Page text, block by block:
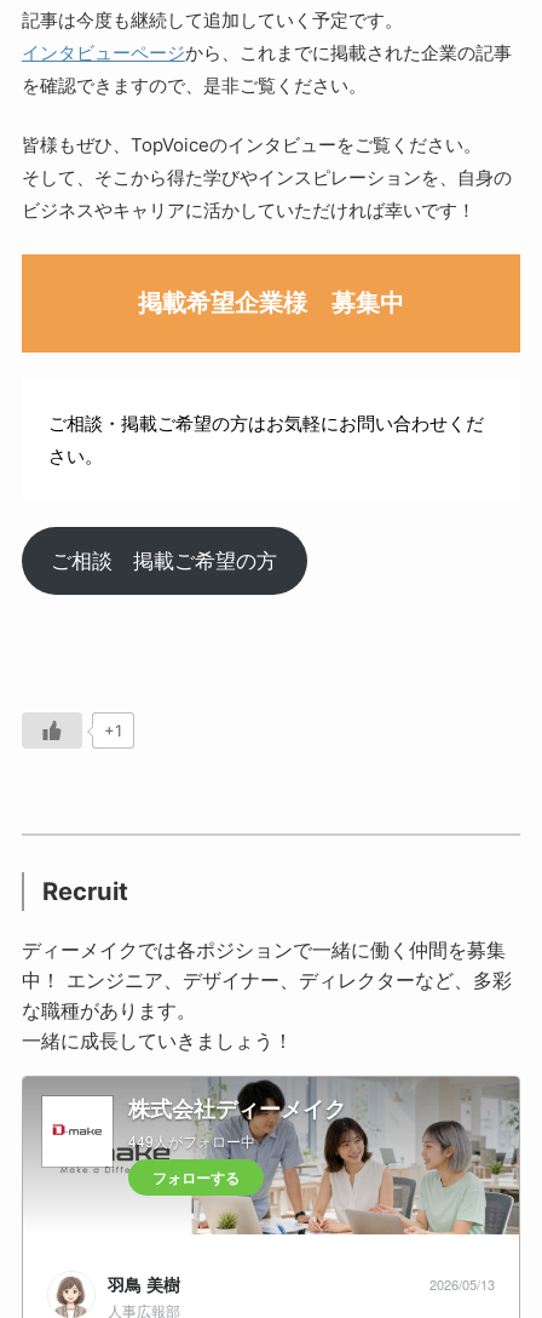
記事は今度も継続して追加していく予定です。
インタビューページから、これまでに掲載された企業の記事
を確認できますので、是非ご覧ください。
皆様もぜひ、TopVoiceのインタビューをご覧ください。
そして、そこから得た学びやインスピレーションを、自身の
ビジネスやキャリアに活かしていただければ幸いです！
掲載希望企業様 募集中
ご相談・掲載ご希望の方はお気軽にお問い合わせくだ
さい。
ご相談 掲載ご希望の方
+1
Recruit
ディーメイクでは各ポジションで一緒に働く仲間を募集
中！ エンジニア、デザイナー、ディレクターなど、多彩
な職種があります。
一緒に成長していきましょう！